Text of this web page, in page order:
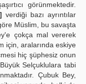
görünmektedir.
verdiği bazı ayrıntılar
Müslim, bu savaşta
çokça mal vererek
için, aralarında eskiye
hiç şüphesiz onun
Selçuklulara tabi
Çubuk Bey,